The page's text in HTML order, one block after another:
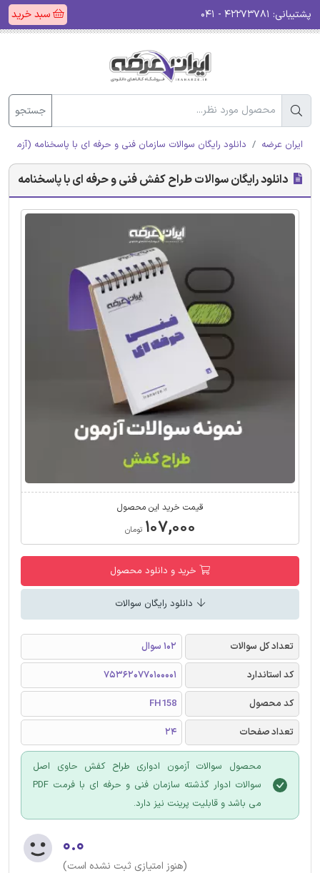
پشتیبانی: سبد خرید
جستجو
ایران عرضه دانلود رایگان سوالات سازمان فنی و حرفه ای با پاسخنامه (آزمون
دانلود رایگان سوالات طراح کفش فنی و حرفه ای با پاسخنامه
قیمت خرید این محصول
۱۰۷,۰۰۰ تومان
خرید و دانلود محصول
دانلود رایگان سوالات
تعداد کل سوالات
102 سوال
کد استاندارد
753620770100001
کد محصول
FH158
تعداد صفحات
24
محصول سوالات آزمون ادواری طراح کفش حاوی اصل
سوالات ادوار گذشته سازمان فنی و حرفه ای با فرمت PDF
می باشد و قابلیت پرینت نیز دارد.
۰.۰
(هنوز امتیازی ثبت نشده است)